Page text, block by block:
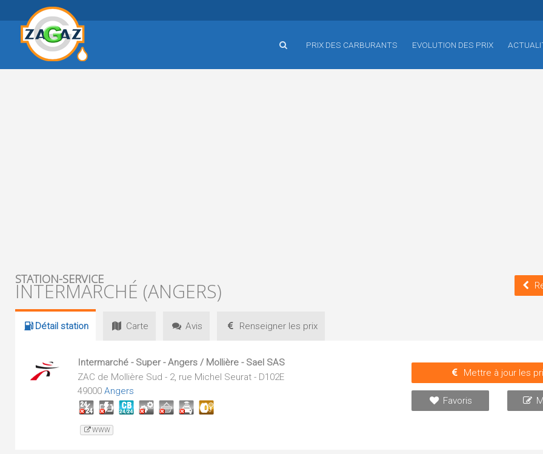
PRIX DES CARBURANTS EVOLUTION DES PRIX
STATION-SERVICE
INTERMARCHÉ (ANGERS)
Détail station Carte Avis Renseigner les prix
Intermarché - Super - Angers / Mollière - Sael SAS
ZAC de Mollière Sud - 2, rue Michel Seurat - D102E
49000 Angers
WWW
Mettre à jour les
Favoris